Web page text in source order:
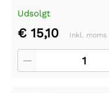
Udsolgt
€ 15,10 Inkl. moms